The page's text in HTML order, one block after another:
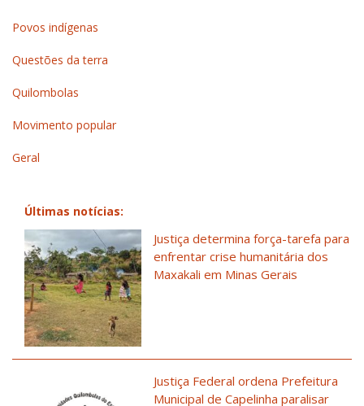
Povos indígenas
Questões da terra
Quilombolas
Movimento popular
Geral
Últimas notícias:
Justiça determina força-tarefa para
enfrentar crise humanitária dos
Maxakali em Minas Gerais
Justiça Federal ordena Prefeitura
Municipal de Capelinha paralisar